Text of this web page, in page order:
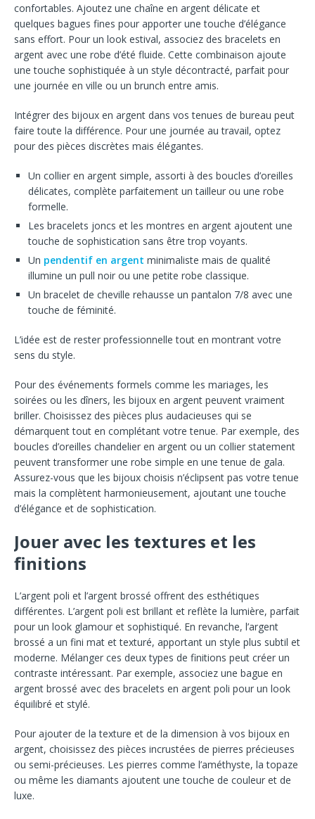
confortables. Ajoutez une chaîne en argent délicate et
quelques bagues fines pour apporter une touche d’élégance
sans effort. Pour un look estival, associez des bracelets en
argent avec une robe d’été fluide. Cette combinaison ajoute
une touche sophistiquée à un style décontracté, parfait pour
une journée en ville ou un brunch entre amis.
Intégrer des bijoux en argent dans vos tenues de bureau peut
faire toute la différence. Pour une journée au travail, optez
pour des pièces discrètes mais élégantes.
Un collier en argent simple, assorti à des boucles d’oreilles
délicates, complète parfaitement un tailleur ou une robe
formelle.
Les bracelets joncs et les montres en argent ajoutent une
touche de sophistication sans être trop voyants.
Un pendentif en argent minimaliste mais de qualité
illumine un pull noir ou une petite robe classique.
Un bracelet de cheville rehausse un pantalon 7/8 avec une
touche de féminité.
L’idée est de rester professionnelle tout en montrant votre
sens du style.
Pour des événements formels comme les mariages, les
soirées ou les dîners, les bijoux en argent peuvent vraiment
briller. Choisissez des pièces plus audacieuses qui se
démarquent tout en complétant votre tenue. Par exemple, des
boucles d’oreilles chandelier en argent ou un collier statement
peuvent transformer une robe simple en une tenue de gala.
Assurez-vous que les bijoux choisis n’éclipsent pas votre tenue
mais la complètent harmonieusement, ajoutant une touche
d’élégance et de sophistication.
Jouer avec les textures et les
finitions
L’argent poli et l’argent brossé offrent des esthétiques
différentes. L’argent poli est brillant et reflète la lumière, parfait
pour un look glamour et sophistiqué. En revanche, l’argent
brossé a un fini mat et texturé, apportant un style plus subtil et
moderne. Mélanger ces deux types de finitions peut créer un
contraste intéressant. Par exemple, associez une bague en
argent brossé avec des bracelets en argent poli pour un look
équilibré et stylé.
Pour ajouter de la texture et de la dimension à vos bijoux en
argent, choisissez des pièces incrustées de pierres précieuses
ou semi-précieuses. Les pierres comme l’améthyste, la topaze
ou même les diamants ajoutent une touche de couleur et de
luxe.